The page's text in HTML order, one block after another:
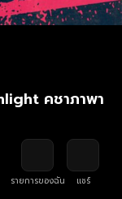
คชาภาพา
รายการของฉัน
แชร์